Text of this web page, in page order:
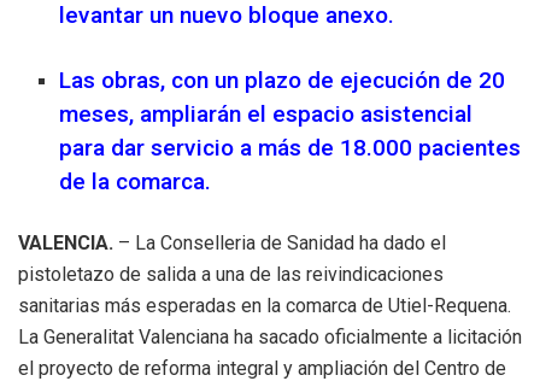
levantar un nuevo bloque anexo.
Las obras, con un plazo de ejecución de 20
meses, ampliarán el espacio asistencial
para dar servicio a más de 18.000 pacientes
de la comarca.
VALENCIA. – La Conselleria de Sanidad ha dado el
pistoletazo de salida a una de las reivindicaciones
sanitarias más esperadas en la comarca de Utiel-Requena.
La Generalitat Valenciana ha sacado oficialmente a licitación
el proyecto de reforma integral y ampliación del Centro de